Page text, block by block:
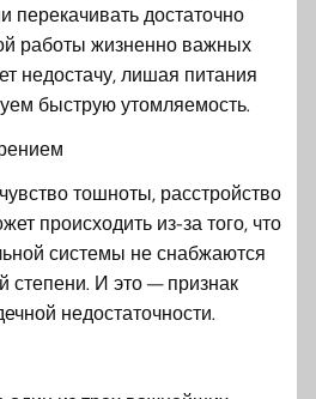
перекачивать достаточно
работы жизненно важных
недостачу, лишая питания
быструю утомляемость.
тошноты, расстройство
происходить из-за того, что
системы не снабжаются
степени. И это — признак
недостаточности.